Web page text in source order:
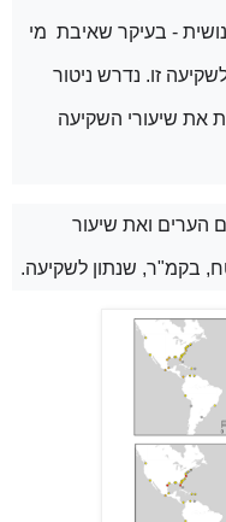
- בעיקר שאיבת מי
זו. נדרש ניטור
את שיעורי השקיעה
הערים ואת שיעור
בקמ"ר, שנתון לשקיעה.